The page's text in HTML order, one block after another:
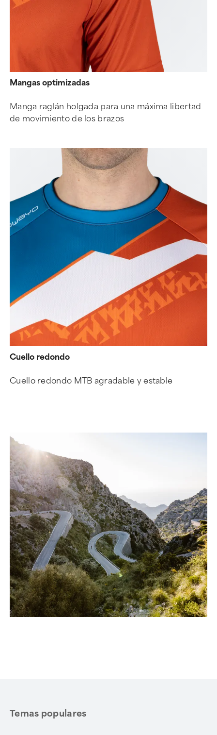
Mangas optimizadas
Manga raglán holgada para una máxima libertad
de movimiento de los brazos
Cuello redondo
Cuello redondo MTB agradable y estable
Temas populares